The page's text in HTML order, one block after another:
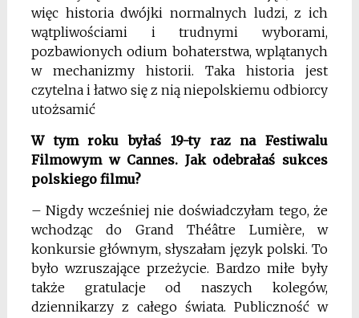
więc historia dwójki normalnych ludzi, z ich
wątpliwościami i trudnymi wyborami,
pozbawionych odium bohaterstwa, wplątanych
w mechanizmy historii. Taka historia jest
czytelna i łatwo się z nią niepolskiemu odbiorcy
utożsamić
W tym roku byłaś 19-ty raz na Festiwalu
Filmowym w Cannes. Jak odebrałaś sukces
polskiego filmu?
– Nigdy wcześniej nie doświadczyłam tego, że
wchodząc do Grand Théâtre Lumière, w
konkursie głównym, słyszałam język polski. To
było wzruszające przeżycie. Bardzo miłe były
także gratulacje od naszych kolegów,
dziennikarzy z całego świata. Publiczność w